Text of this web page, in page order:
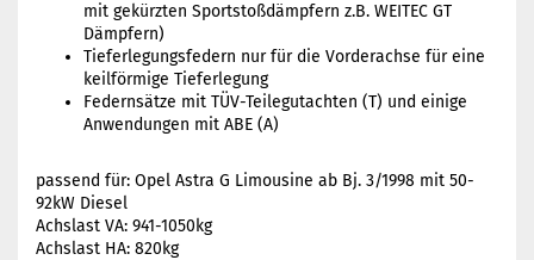
mit gekürzten Sportstoßdämpfern z.B. WEITEC GT
Dämpfern)
Tieferlegungsfedern nur für die Vorderachse für eine
keilförmige Tieferlegung
Federnsätze mit TÜV-Teilegutachten (T) und einige
Anwendungen mit ABE (A)
passend für: Opel Astra G Limousine ab Bj. 3/1998 mit 50-
92kW Diesel
Achslast VA: 941-1050kg
Achslast HA: 820kg